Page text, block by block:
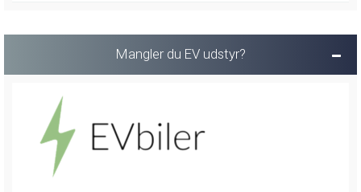
Mangler du EV udstyr?